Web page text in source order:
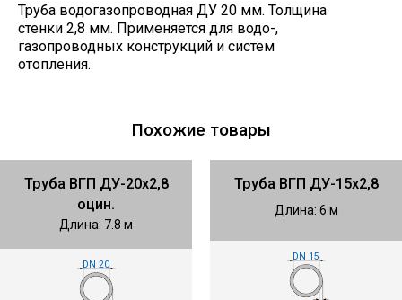
Труба водогазопроводная ДУ 20 мм. Толщина
стенки 2,8 мм. Применяется для водо-,
газопроводных конструкций и систем
отопления.
Похожие товары
Труба ВГП ДУ-20х2,8
оцин.
Длина: 7.8 м
DN 20
Труба ВГП ДУ-15х2,8
Длина: 6 м
DN 15